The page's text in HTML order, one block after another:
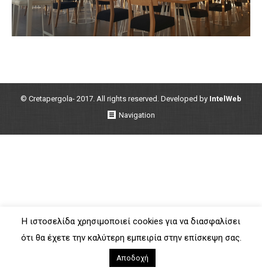
© Cretapergola- 2017. All rights reserved. Developed by IntelWeb
Navigation
Η ιστοσελίδα χρησιμοποιεί cookies για να διασφαλίσει
ότι θα έχετε την καλύτερη εμπειρία στην επίσκεψη σας.
Αποδοχή